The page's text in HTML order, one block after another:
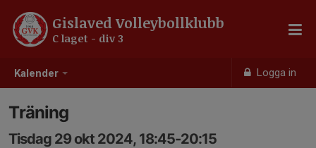
Kalender Logga in
Gislaved Volleybollklubb
C laget - div 3
Träning
Tisdag 29 okt 2024, 18:45-20:15